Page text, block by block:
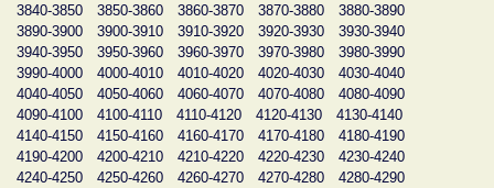
3840-3850
3850-3860 3860-3870 3870-3880
3880-3890
3890-3900
3900-3910 3910-3920 3920-3930
3930-3940
3940-3950
3950-3960 3960-3970 3970-3980
3980-3990
3990-4000
4000-4010 4010-4020 4020-4030
4030-4040
4040-4050
4050-4060 4060-4070 4070-4080
4080-4090
4090-4100
4100-4110 4110-4120 4120-4130
4130-4140
4140-4150
4150-4160 4160-4170 4170-4180
4180-4190
4190-4200
4200-4210 4210-4220 4220-4230
4230-4240
4240-4250
4250-4260 4260-4270 4270-4280
4280-4290